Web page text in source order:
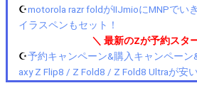
☪️motorola razr foldがIIJmioにMNPでい
イラスペンもセット！
＼ 最新のZが予約スタ
☪️予約キャンペーン&購入キャンペーン
axy Z Flip8 / Z Fold8 / Z Fold8 Ultraが安い